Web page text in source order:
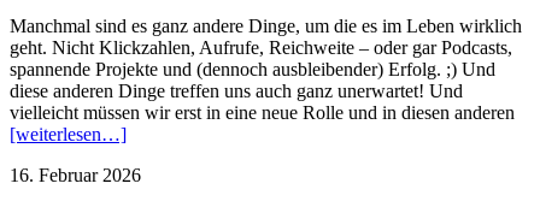
Manchmal sind es ganz andere Dinge, um die es im Leben wirklich
geht. Nicht Klickzahlen, Aufrufe, Reichweite – oder gar Podcasts,
spannende Projekte und (dennoch ausbleibender) Erfolg. ;) Und
diese anderen Dinge treffen uns auch ganz unerwartet! Und
vielleicht müssen wir erst in eine neue Rolle und in diesen anderen
[weiterlesen…]
16. Februar 2026